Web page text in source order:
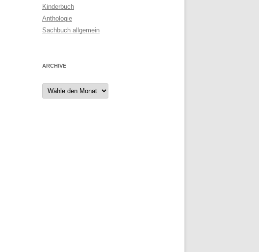
Kinderbuch
Anthologie
Sachbuch allgemein
ARCHIVE
Archive